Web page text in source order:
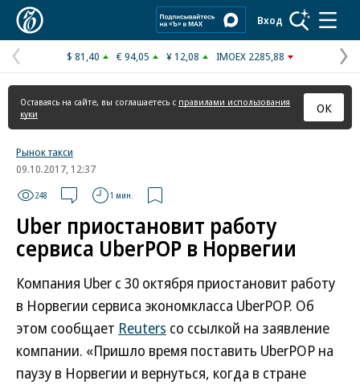
Вход
Предыдущая
страница
$ 81,40 € 94,05 ¥ 12,08 IMOEX 2285,88
Оставаясь на сайте, вы соглашаетесь с правилами использования
куки
ОК
Рынок такси
09.10.2017, 12:37
248 1 мин.
Uber приостановит работу
сервиса UberPOP в Норвегии
Компания Uber с 30 октября приостановит работу
в Норвегии сервиса экономкласса UberPOP. Об
этом сообщает Reuters со ссылкой на заявление
компании. «Пришло время поставить UberPOP на
паузу в Норвегии и вернуться, когда в стране